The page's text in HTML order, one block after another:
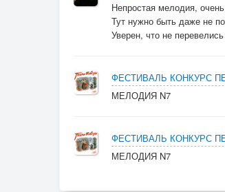
Непростая мелодия,
Тут нужно быть даже не
Уверен, что не
ФЕСТИВАЛЬ КОНКУРС
МЕЛОДИЯ N7
ФЕСТИВАЛЬ КОНКУРС
МЕЛОДИЯ N7